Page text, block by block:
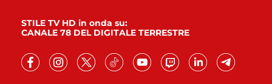
STILE TV HD in onda su:
CANALE 78 DEL DIGITALE TERRESTRE